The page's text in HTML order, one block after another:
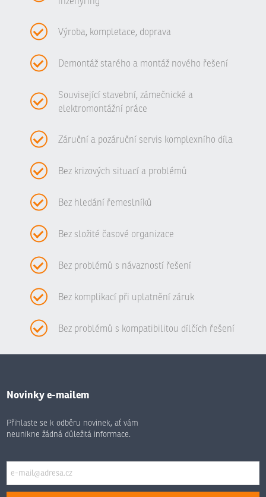
Výroba, kompletace, doprava
Demontáž starého a montáž nového řešení
Související stavební, zámečnické a
elektromontážní práce
Záruční a pozáruční servis komplexního díla
Bez krizových situací a problémů
Bez hledání řemeslníků
Bez složité časové organizace
Bez problémů s návazností řešení
Bez komplikací při uplatnění záruk
Bez problémů s kompatibilitou dílčích řešení
Novinky e-mailem
Přihlaste se k odběru novinek, ať vám
neunikne žádná důležitá informace.